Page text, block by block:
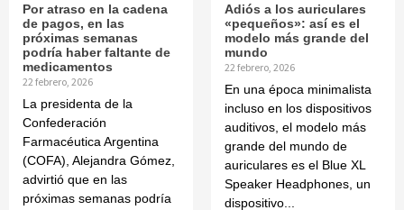
Por atraso en la cadena
de pagos, en las
próximas semanas
podría haber faltante de
medicamentos
22 febrero, 2026
La presidenta de la
Confederación
Farmacéutica Argentina
(COFA), Alejandra Gómez,
advirtió que en las
próximas semanas podría
Adiós a los auriculares
«pequeños»: así es el
modelo más grande del
mundo
22 febrero, 2026
En una época minimalista
incluso en los dispositivos
auditivos, el modelo más
grande del mundo de
auriculares es el Blue XL
Speaker Headphones, un
dispositivo...